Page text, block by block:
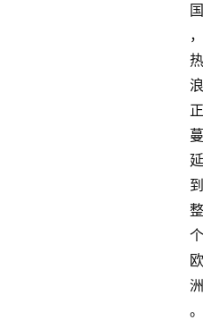
国
，
热
浪
正
蔓
延
到
整
个
欧
洲
。